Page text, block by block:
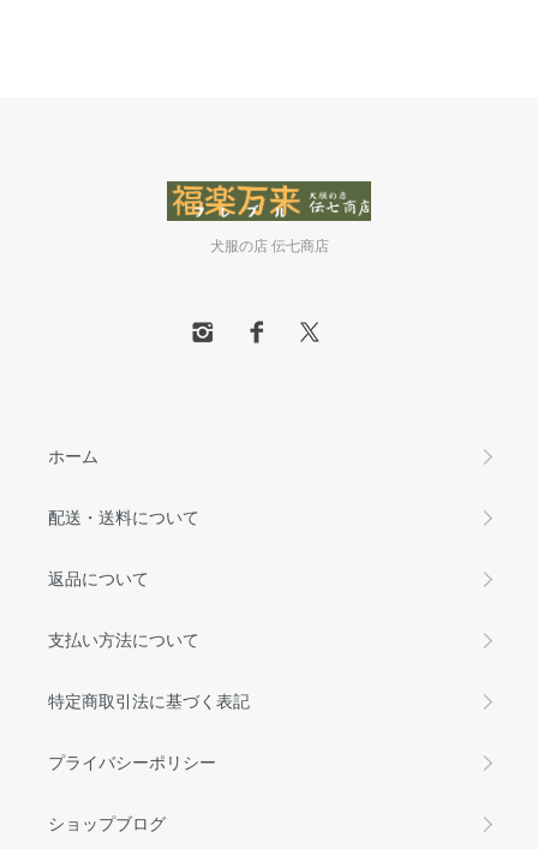
犬服の店 伝七商店
ホーム
配送・送料について
返品について
支払い方法について
特定商取引法に基づく表記
プライバシーポリシー
ショップブログ